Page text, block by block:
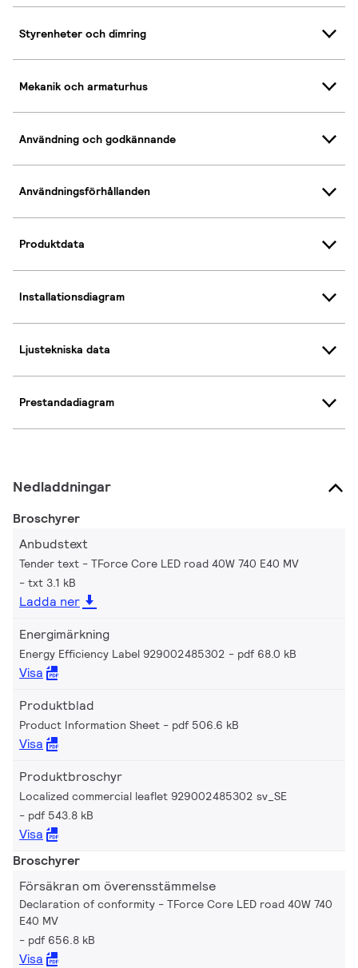
Styrenheter och dimring
Mekanik och armaturhus
Användning och godkännande
Användningsförhållanden
Produktdata
Installationsdiagram
Ljustekniska data
Prestandadiagram
Nedladdningar
Broschyrer
Anbudstext
Tender text - TForce Core LED road 40W 740 E40 MV
txt 3.1 kB
Ladda ner
Energimärkning
Energy Efficiency Label 929002485302 pdf 68.0 kB
Visa
Produktblad
Product Information Sheet pdf 506.6 kB
Visa
Produktbroschyr
Localized commercial leaflet 929002485302 sv_SE
pdf 543.8 kB
Visa
Broschyrer
Försäkran om överensstämmelse
Declaration of conformity - TForce Core LED road 40W 740
E40 MV
pdf 656.8 kB
Visa